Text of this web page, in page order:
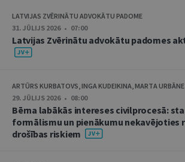
LATVIJAS ZVĒRINĀTU ADVOKĀTU PADOME
31. JŪLIJS 2026 • 07:00
Latvijas Zvērinātu advokātu padomes
ARTŪRS KURBATOVS, INGA KUDEIKINA, MARTA URBĀNE
29. JŪLIJS 2026 • 08:00
Bērna labākās intereses civilprocesā:
formālismu un pienākumu nekavējoties
drošības riskiem